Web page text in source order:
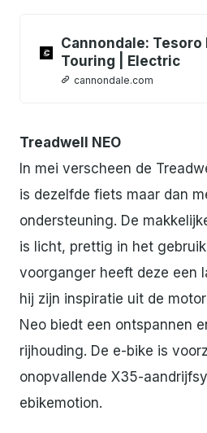
Cannondale: Tesoro
Touring | Electric
cannondale.com
Treadwell NEO
In mei verscheen de
is dezelfde fiets maar dan
ondersteuning. De
is licht, prettig in het
voorganger heeft deze een
hij zijn inspiratie uit de
Neo biedt een ontspannen
rijhouding. De e-bike is
onopvallende X35-
ebikemotion.